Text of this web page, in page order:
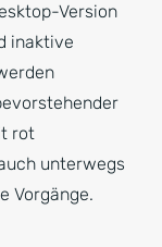
Version
inaktive
rot
unterwegs
Vorgänge.